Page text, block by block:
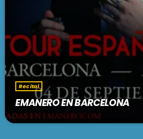
Recital
EMANERO EN BARCELONA